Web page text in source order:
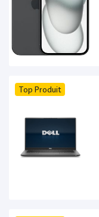
Top Produit